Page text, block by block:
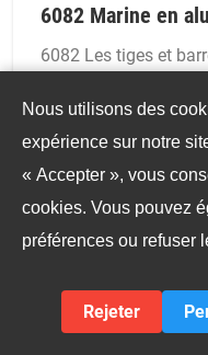
6082 Marine en
6082 Les tiges et barres en aluminium sont des
d'alliage d'aluminium
magnésium-silicium
(généralement T6),
corrosion.
Nous utilisons des
expérience sur notre
« Accepter », vous
cookies. Vous pouvez
préférences ou refuser
Rejeter